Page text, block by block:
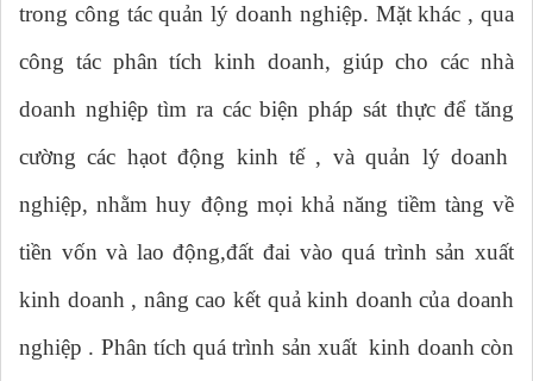
trong công tác quản lý doanh nghiệp. Mặt khác , qua
công tác phân tích kinh doanh, giúp cho các nhà
doanh nghiệp tìm ra các biện pháp sát thực để tăng
cường các hạot động kinh tế , và quản lý doanh
nghiệp, nhằm huy động mọi khả năng tiềm tàng về
tiền vốn và lao động,đất đai vào quá trình sản xuất
kinh doanh , nâng cao kết quả kinh doanh của doanh
nghiệp . Phân tích quá trình sản xuất kinh doanh còn